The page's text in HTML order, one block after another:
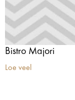
Bistro Majori
Loe veel